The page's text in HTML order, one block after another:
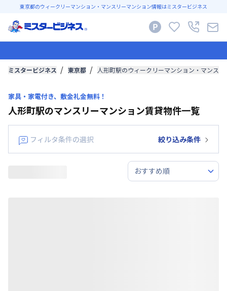
東京都のウィークリーマンション・マンスリーマンション情報はミスタービジネス
ミスタービジネス 東京都 人形町駅のウィークリーマンション・マンス
家具・家電付き、敷金礼金無料！
人形町駅のマンスリーマンション賃貸物件一覧
フィルタ条件の選択 絞り込み条件